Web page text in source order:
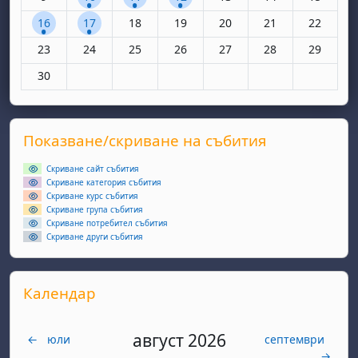
1 събитие, понеделник, 16 юни
16 1 събитие, вторник, 17 юни
17 Няма събития, сряда, 18 юни
18 Няма събития, четвъртък, 19 юни
19 Няма събития, петък, 20
20 Няма събития,
21 Няма
22
Няма събития, понеделник, 23 юни
23 Няма събития, вторник, 24 юни
24 Няма събития, сряда, 25 юни
25 Няма събития, четвъртък, 26 юни
26 Няма събития, петък, 27
27 Няма събития,
28 Няма
29
Няма събития, понеделник, 30 юни
30
Supplementary blocks
Прескочи Показване/скриване на събития
Показване/скриване на събития
Скриване сайт събития
Скриване категория събития
Скриване курс събития
Скриване група събития
Скриване потребител събития
Скриване други събития
Прескочи Календар
Календар
← юли август 2026
септември